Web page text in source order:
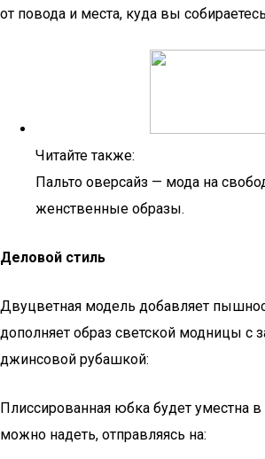
от повода и места, куда вы
Читайте также:
Пальто оверсайз — мода на
женственные образы.
Деловой стиль
Двуцветная модель добавляет
дополняет образ светской модницы с
джинсовой рубашкой:
Плиссированная юбка будет уместна
можно надеть, отправляясь на: